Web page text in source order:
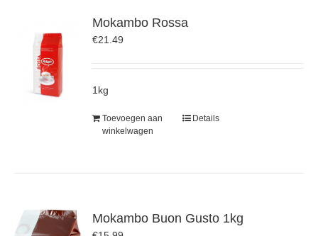
Mokambo Rossa
€21.49
1kg
Toevoegen aan
winkelwagen
Details
Mokambo Buon Gusto 1kg